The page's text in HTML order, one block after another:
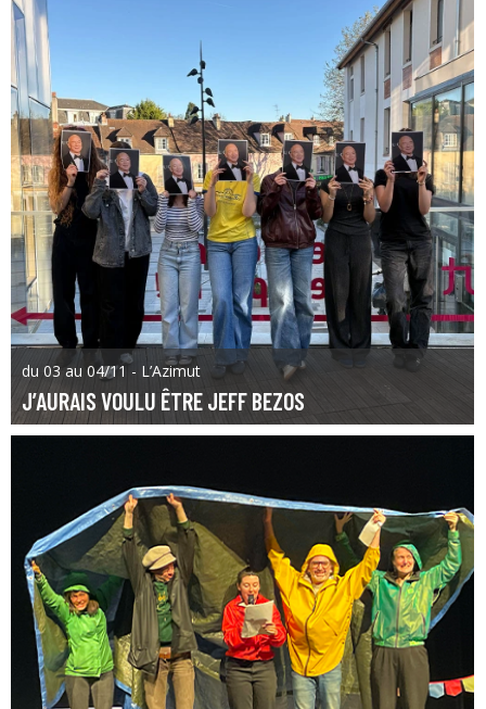
du 03 au 04/11 - L’Azimut
J’AURAIS VOULU ÊTRE JEFF BEZOS